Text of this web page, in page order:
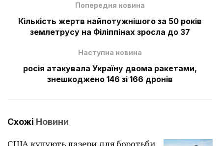
Попередня новина
Кількість жертв найпотужнішого за 50 років
землетрусу на Філіппінах зросла до 37
Наступна новина
росія атакувала Україну двома ракетами,
знешкоджено 146 зі 166 дронів
Схожі Новини